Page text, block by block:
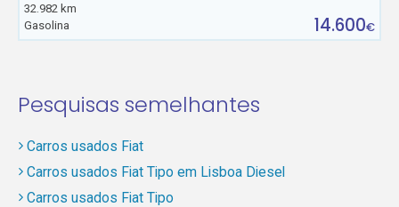
32.982 km
Gasolina
14.600€
Pesquisas semelhantes
Carros usados Fiat
Carros usados Fiat Tipo em Lisboa Diesel
Carros usados Fiat Tipo